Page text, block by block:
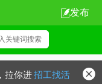
发布
，拉你进招工找活